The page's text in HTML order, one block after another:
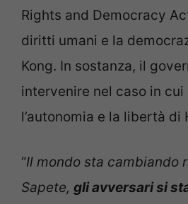
Rights and Democracy
diritti umani e la
Kong. In sostanza, il
intervenire nel caso in cui
l’autonomia e la libertà di
“Il mondo sta cambiando
Sapete, gli avversari si